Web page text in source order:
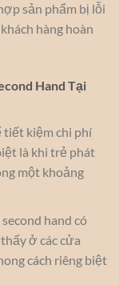
sản phẩm bị lỗi
hàng hoàn
Hand Tại
tiết kiệm chi phí
là khi trẻ phát
một khoảng
hand có
ở các cửa
cách riêng biệt